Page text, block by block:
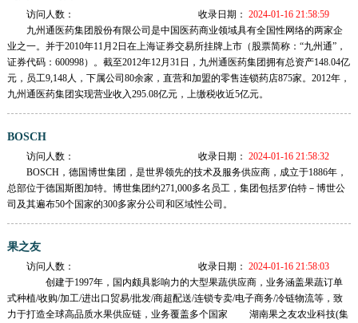
访问人数： 收录日期： 2024-01-16 21:58:59
九州通医药集团股份有限公司是中国医药商业领域具有全国性网络的两家企
业之一。并于2010年11月2日在上海证券交易所挂牌上市（股票简称：“九州通”，
证券代码：600998）。截至2012年12月31日，九州通医药集团拥有总资产148.04亿
元，员工9,148人，下属公司80余家，直营和加盟的零售连锁药店875家。2012年，
九州通医药集团实现营业收入295.08亿元，上缴税收近5亿元。
BOSCH
访问人数： 收录日期： 2024-01-16 21:58:32
BOSCH，德国博世集团，是世界领先的技术及服务供应商，成立于1886年，
总部位于德国斯图加特。博世集团约271,000多名员工，集团包括罗伯特－博世公
司及其遍布50个国家的300多家分公司和区域性公司。
果之友
访问人数： 收录日期： 2024-01-16 21:58:03
创建于1997年，国内颇具影响力的大型果蔬供应商，业务涵盖果蔬订单
式种植/收购/加工/进出口贸易/批发/商超配送/连锁专卖/电子商务/冷链物流等，致
力于打造全球高品质水果供应链，业务覆盖多个国家 湖南果之友农业科技(集